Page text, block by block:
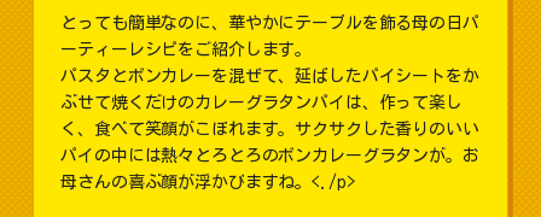
とっても簡単なのに、華やかにテーブルを飾る母の日パ
ーティーレシピをご紹介します。
パスタとボンカレーを混ぜて、延ばしたパイシートをか
ぶせて焼くだけのカレーグラタンパイは、作って楽し
く、食べて笑顔がこぼれます。サクサクした香りのいい
パイの中には熱々とろとろのボンカレーグラタンが。お
母さんの喜ぶ顔が浮かびますね。<./p>